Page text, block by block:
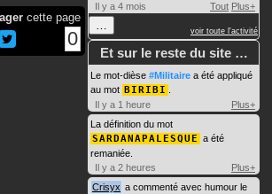
cette page
0
Il y a 4 mois
Tout Plus+
… voir toute l'activité
Et sur le reste du site …
Le mot-dièse #Militaire a été appliqué
au mot BIRIBI
Il y a 1 heure
Plus+
La définition du mot
SARDANAPALESQUE a été
remaniée.
Il y a 2 heures
Plus+
Crisyx a commenté avec humour le